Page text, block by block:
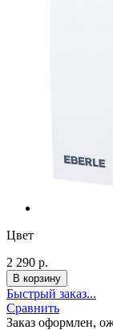
Цвет
2 290 р.
Быстрый заказ...
Сравнить
Заказ оформлен,